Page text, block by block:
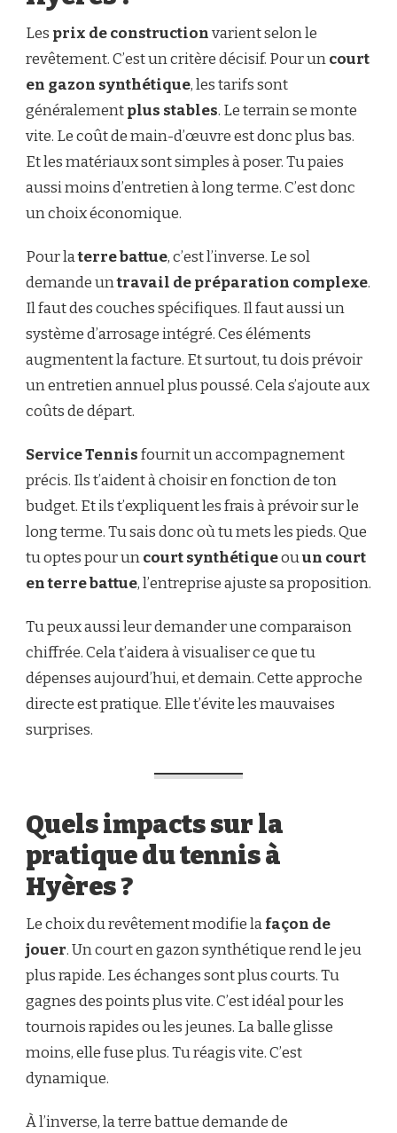
Les prix de constructionvarient selon le
revêtement. C’est un critère décisif. Pour uncourt
en gazon synthétique, les tarifs sont
généralementplus stables. Le terrain se monte
vite. Le coût de main-d’œuvre est donc plus bas.
Et les matériaux sont simples à poser. Tu paies
aussi moins d’entretien à long terme. C’est donc
un choix économique.
Pour laterre battue, c’est l’inverse. Le sol
demande untravail de préparation complexe.
Il faut des couches spécifiques. Il faut aussi un
système d’arrosage intégré. Ces éléments
augmentent la facture. Et surtout, tu dois prévoir
un entretien annuel plus poussé. Cela s’ajoute aux
coûts de départ.
Service Tennisfournit un accompagnement
précis. Ils t’aident à choisir en fonction de ton
budget. Et ils t’expliquent les frais à prévoir sur le
long terme. Tu sais donc où tu mets les pieds. Que
tu optes pour uncourt synthétiqueouun court
en terre battue, l’entreprise ajuste sa proposition.
Tu peux aussi leur demander une comparaison
chiffrée. Cela t’aidera à visualiser ce que tu
dépenses aujourd’hui, et demain. Cette approche
directe est pratique. Elle t’évite les mauvaises
surprises.
Quels impacts sur la
pratique du tennis à
Hyères ?
Le choix du revêtement modifie lafaçon de
jouer. Un court en gazon synthétique rend le jeu
plus rapide. Les échanges sont plus courts. Tu
gagnes des points plus vite. C’est idéal pour les
tournois rapides ou les jeunes. La balle glisse
moins, elle fuse plus. Tu réagis vite. C’est
dynamique.
À l’inverse, la terre battue demande de